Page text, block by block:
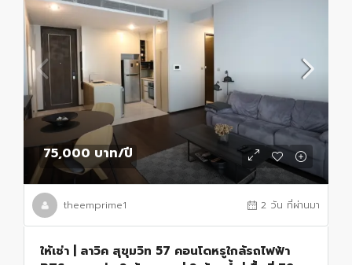
75,000 บาท/ปี
theemprime1 2 วัน ที่ผ่านมา
ให้เช่า | ลาวิค สุขุมวิท 57 คอนโดหรูใกล้รถไฟฟ้า